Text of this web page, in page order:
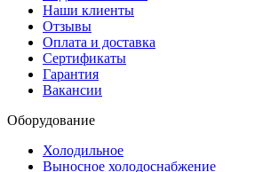
Наши клиенты
Отзывы
Оплата и доставка
Сертификаты
Гарантия
Вакансии
Оборудование
Холодильное
Выносное холодоснабжение